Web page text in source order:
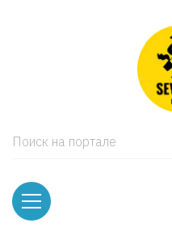
Поиск на портале
и тумбы